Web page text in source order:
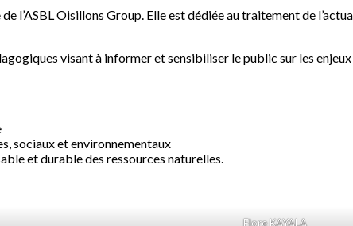
l’ASBL Oisillons Group. Elle est dédiée au traitement de
visant à informer et sensibiliser le public sur les
sociaux et environnementaux
et durable des ressources naturelles.
Flore KAYALA